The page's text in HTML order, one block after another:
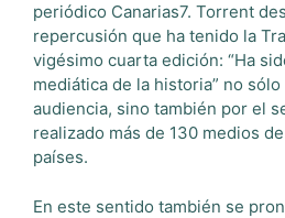
periódico Canarias7. Torrent
repercusión que ha tenido la
vigésimo cuarta edición: “Ha
mediática de la historia” no
audiencia, sino también por el
realizado más de 130 medios
países.
En este sentido también se